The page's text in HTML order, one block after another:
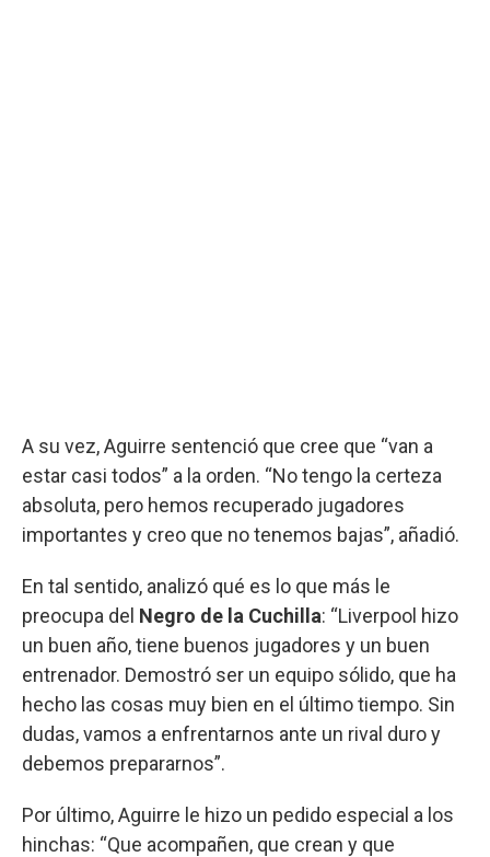
A su vez, Aguirre sentenció que cree que “van a
estar casi todos” a la orden. “No tengo la certeza
absoluta, pero hemos recuperado jugadores
importantes y creo que no tenemos bajas”, añadió.
En tal sentido, analizó qué es lo que más le
preocupa del Negro de la Cuchilla: “Liverpool hizo
un buen año, tiene buenos jugadores y un buen
entrenador. Demostró ser un equipo sólido, que ha
hecho las cosas muy bien en el último tiempo. Sin
dudas, vamos a enfrentarnos ante un rival duro y
debemos prepararnos”.
Por último, Aguirre le hizo un pedido especial a los
hinchas: “Que acompañen, que crean y que